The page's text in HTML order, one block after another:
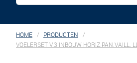
HOME
PRODUCTEN
VOELERSET V.3 INBOUW HORIZ.PAN.VAILL. LL